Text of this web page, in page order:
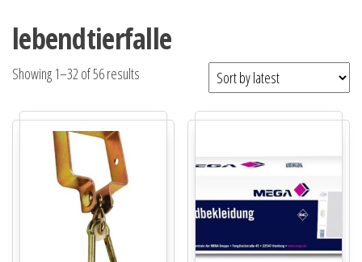
lebendtierfalle
Showing 1–32 of 56 results